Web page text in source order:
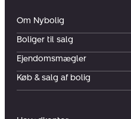
Om Nybolig
Boliger til salg
Ejendomsmægler
Køb & salg af bolig